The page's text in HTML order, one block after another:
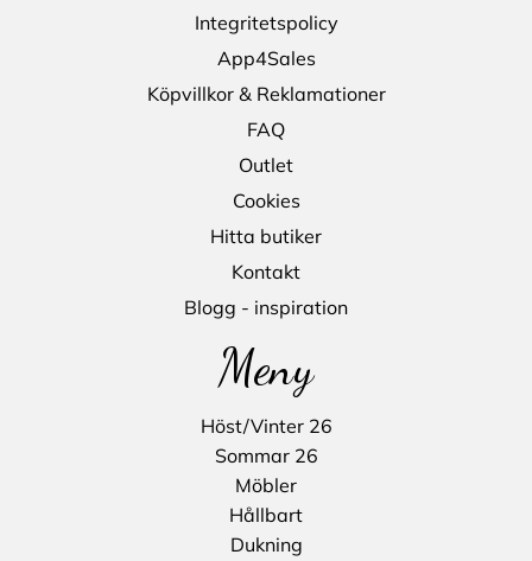
Integritetspolicy
App4Sales
Köpvillkor & Reklamationer
FAQ
Outlet
Cookies
Hitta butiker
Kontakt
Blogg - inspiration
Meny
Höst/Vinter 26
Sommar 26
Möbler
Hållbart
Dukning